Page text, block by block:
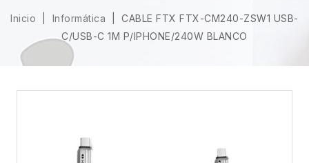
Inicio Informática
CABLE FTX FTX-CM240-ZSW1 USB-
C/USB-C 1M P/IPHONE/240W BLANCO